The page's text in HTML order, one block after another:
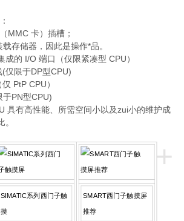
MMC 卡）插槽；
存储器，因此是操作*品。
成的 I/O 端口（仅限紧凑型 CPU）
仅限于DP型CPU)
PtP CPU）
PN型CPU)
具有高性能、所需空间小以及zui小的维护成
+
SIMATIC系列西门子触
摸
SMART西门子触摸屏
推荐